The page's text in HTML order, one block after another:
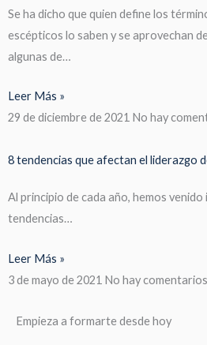
Se ha dicho que quien define los
escépticos lo saben y se aprovechan
algunas de…
Leer Más »
29 de diciembre de 2021 No hay
8 tendencias que afectan el liderazgo
Al principio de cada año, hemos
tendencias…
Leer Más »
3 de mayo de 2021 No hay comentarios
Empieza a formarte desde hoy